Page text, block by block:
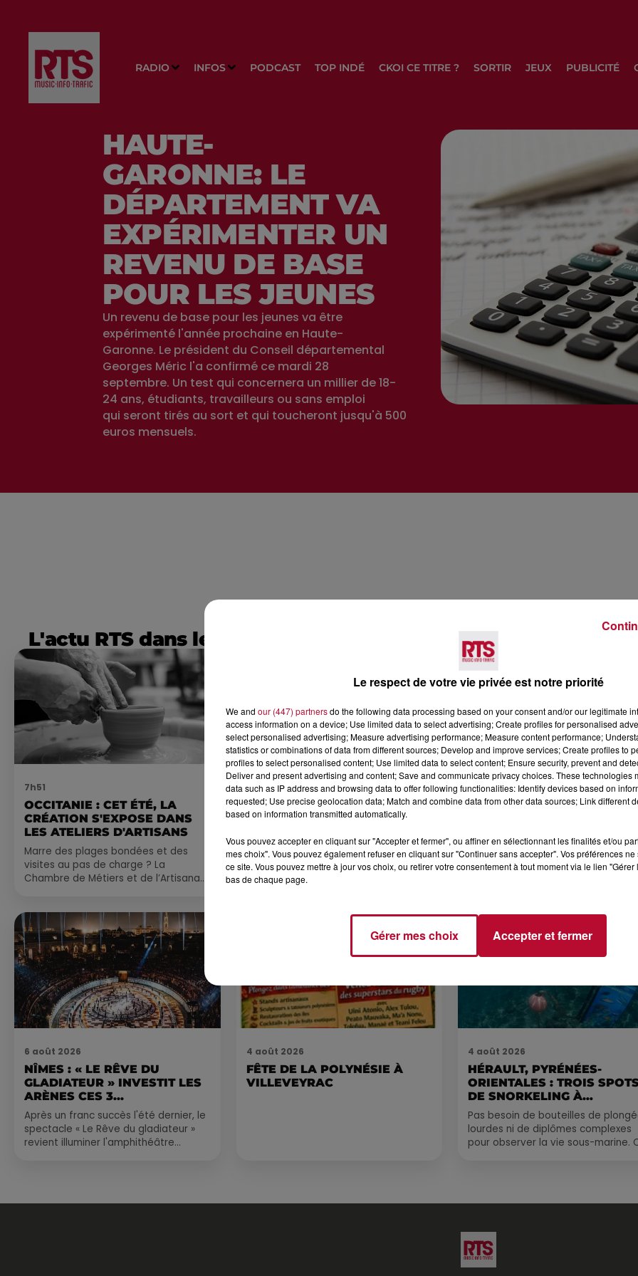
RADIO INFOS PODCAST TOP INDÉ CKOI CE TITRE ? SORTIR JEUX PUBLICITÉ
HAUTE-
GARONNE: LE
DÉPARTEMENT VA
EXPÉRIMENTER UN
REVENU DE BASE
POUR LES JEUNES
Un revenu de base pour les jeunes va être
expérimenté l'année prochaine en Haute-
Garonne. Le président du Conseil départemental
Georges Méric l'a confirmé ce mardi 28
septembre. Un test qui concernera un millier de 18-
24 ans, étudiants, travailleurs ou sans emploi
qui seront tirés au sort et qui toucheront jusqu'à 500
euros mensuels.
L'actu RTS dans le Sud
7h51
OCCITANIE : CET ÉTÉ, LA
CRÉATION S'EXPOSE DANS
LES ATELIERS D'ARTISANS
Marre des plages bondées et des
visites au pas de charge ? La
Chambre de Métiers et de l’Artisanat
7 août 2026
NOS IDÉES DE SORTIE POUR
CE WEEK-END
Comme tous les vendredis, voici une
petite sélection des rendez-vous à ne
pas manquer dans le coin. Que vous
ayez envie de voyager à l'autre bout
7 août 2026
DINER CONCERT À LA MJC
6 août 2026
NÎMES : « LE RÊVE DU
GLADIATEUR » INVESTIT LES
ARÈNES CES 3...
Après un franc succès l'été dernier, le
spectacle « Le Rêve du gladiateur »
revient illuminer l'amphithéâtre
4 août 2026
FÊTE DE LA POLYNÉSIE À
VILLEVEYRAC
4 août 2026
HÉRAULT, PYRÉNÉES-
ORIENTALES : TROIS
DE SNORKELING À
EXPLORER...
Pas besoin de bouteilles de
lourdes ni de diplômes complexes
pour observer la vie sous-marine.
Le respect de votre vie privée est notre priorité
We and our (447) partnersdo the following data processing based on your consent and/or our legitimate
access information on a device; Use limited data to select advertising; Create profiles for personalised
select personalised advertising; Measure advertising performance; Measure content performance;
statistics or combinations of data from different sources; Develop and improve services; Create profiles to
profiles to select personalised content; Use limited data to select content; Ensure security, prevent and
Deliver and present advertising and content; Save and communicate privacy choices. These technologies
data such as IP address and browsing data to offer following functionalities: Identify devices based on
requested; Use precise geolocation data; Match and combine data from other data sources; Link different
based on information transmitted automatically.
Vous pouvez accepter en cliquant sur "Accepter et fermer", ou affiner en sélectionnant les finalités et/ou
mes choix". Vous pouvez également refuser en cliquant sur "Continuer sans accepter". Vos préférences
ce site. Vous pouvez mettre à jour vos choix, ou retirer votre consentement à tout moment via le lien
bas de chaque page.
Gérer mes choix Accepter et fermer